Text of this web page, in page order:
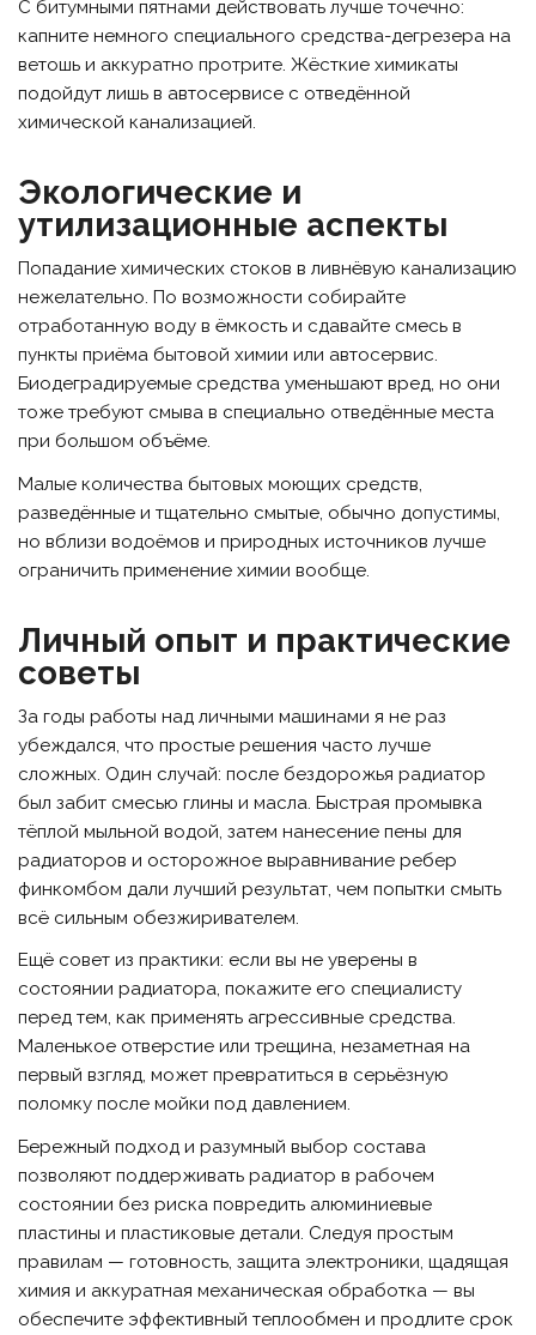
С битумными пятнами действовать лучше точечно:
капните немного специального средства-дегрезера на
ветошь и аккуратно протрите. Жёсткие химикаты
подойдут лишь в автосервисе с отведённой
химической канализацией.
Экологические и
утилизационные аспекты
Попадание химических стоков в ливнёвую канализацию
нежелательно. По возможности собирайте
отработанную воду в ёмкость и сдавайте смесь в
пункты приёма бытовой химии или автосервис.
Биодеградируемые средства уменьшают вред, но они
тоже требуют смыва в специально отведённые места
при большом объёме.
Малые количества бытовых моющих средств,
разведённые и тщательно смытые, обычно допустимы,
но вблизи водоёмов и природных источников лучше
ограничить применение химии вообще.
Личный опыт и практические
советы
За годы работы над личными машинами я не раз
убеждался, что простые решения часто лучше
сложных. Один случай: после бездорожья радиатор
был забит смесью глины и масла. Быстрая промывка
тёплой мыльной водой, затем нанесение пены для
радиаторов и осторожное выравнивание ребер
финкомбом дали лучший результат, чем попытки смыть
всё сильным обезжиривателем.
Ещё совет из практики: если вы не уверены в
состоянии радиатора, покажите его специалисту
перед тем, как применять агрессивные средства.
Маленькое отверстие или трещина, незаметная на
первый взгляд, может превратиться в серьёзную
поломку после мойки под давлением.
Бережный подход и разумный выбор состава
позволяют поддерживать радиатор в рабочем
состоянии без риска повредить алюминиевые
пластины и пластиковые детали. Следуя простым
правилам — готовность, защита электроники, щадящая
химия и аккуратная механическая обработка — вы
обеспечите эффективный теплообмен и продлите срок